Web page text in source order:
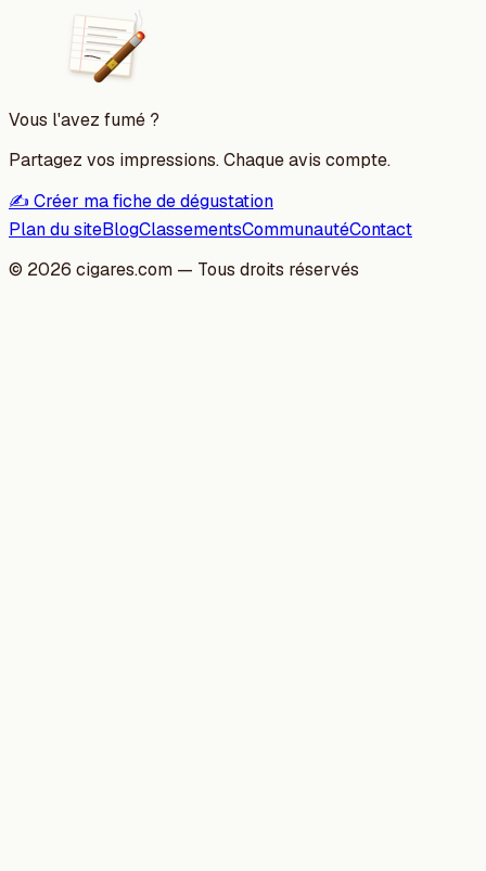
Vous l'avez fumé ?
Partagez vos impressions. Chaque avis compte.
✍️ Créer ma fiche de dégustation
Plan du siteBlogClassementsCommunautéContact
© 2026 cigares.com — Tous droits réservés